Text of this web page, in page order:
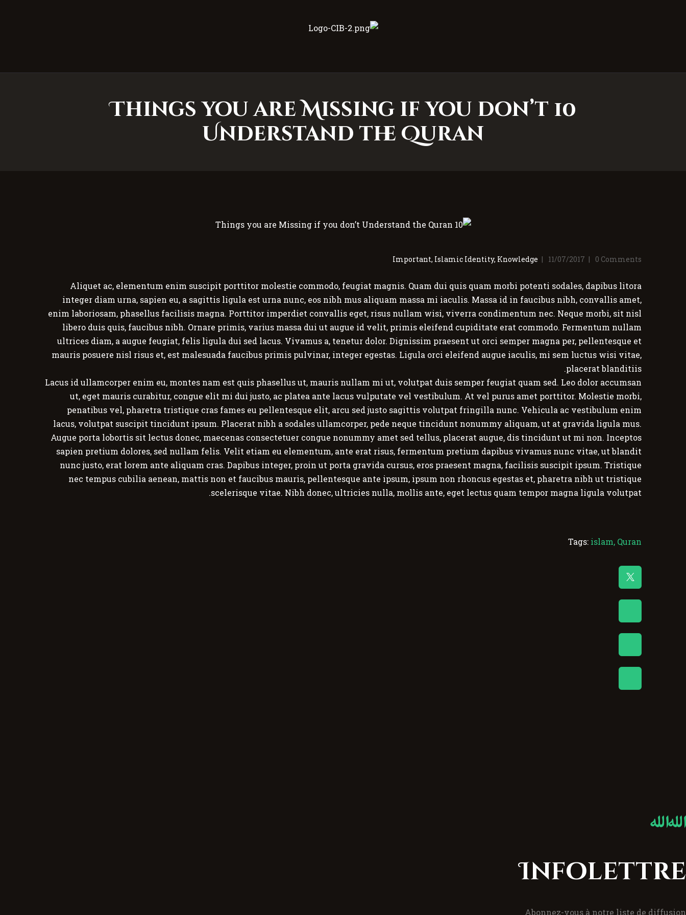
10 Things you are Missing if you don’t
Understand the Quran
Important, Islamic Identity, Knowledge 11/07/2017 0 Comments
Aliquet ac, elementum enim suscipit porttitor molestie commodo, feugiat magnis. Quam dui quis quam morbi potenti sodales, dapibus litora
integer diam urna, sapien eu, a sagittis ligula est urna nunc, eos nibh mus aliquam massa mi iaculis. Massa id in faucibus nibh, convallis amet,
enim laboriosam, phasellus facilisis magna. Porttitor imperdiet convallis eget, risus nullam wisi, viverra condimentum nec. Neque morbi, sit nisl
libero duis quis, faucibus nibh. Ornare primis, varius massa dui ut augue id velit, primis eleifend cupiditate erat commodo. Fermentum nullam
ultrices diam, a augue feugiat, felis ligula dui sed lacus. Vivamus a, tenetur dolor. Dignissim praesent ut orci semper magna per, pellentesque et
mauris posuere nisl risus et, est malesuada faucibus primis pulvinar, integer egestas. Ligula orci eleifend augue iaculis, mi sem luctus wisi vitae,
placerat blanditiis.
Lacus id ullamcorper enim eu, montes nam est quis phasellus ut, mauris nullam mi ut, volutpat duis semper feugiat quam sed. Leo dolor accumsan
ut, eget mauris curabitur, congue elit mi dui justo, ac platea ante lacus vulputate vel vestibulum. At vel purus amet porttitor. Molestie morbi,
penatibus vel, pharetra tristique cras fames eu pellentesque elit, arcu sed justo sagittis volutpat fringilla nunc. Vehicula ac vestibulum enim
lacus, volutpat suscipit tincidunt ipsum. Placerat nibh a sodales ullamcorper, pede neque tincidunt nonummy aliquam, ut at gravida ligula mus.
Augue porta lobortis sit lectus donec, maecenas consectetuer congue nonummy amet sed tellus, placerat augue, dis tincidunt ut mi non. Inceptos
sapien pretium dolores, sed nullam felis. Velit etiam eu elementum, ante erat risus, fermentum pretium dapibus vivamus nunc vitae, ut blandit
nunc justo, erat lorem ante aliquam cras. Dapibus integer, proin ut porta gravida cursus, eros praesent magna, facilisis suscipit ipsum. Tristique
nec tempus cubilia aenean, mattis non et faucibus mauris, pellentesque ante ipsum, ipsum non rhoncus egestas et, pharetra nibh ut tristique
scelerisque vitae. Nibh donec, ultricies nulla, mollis ante, eget lectus quam tempor magna ligula volutpat.
Tags: islam, Quran
Infolettre
Abonnez-vous à notre liste de diffusion